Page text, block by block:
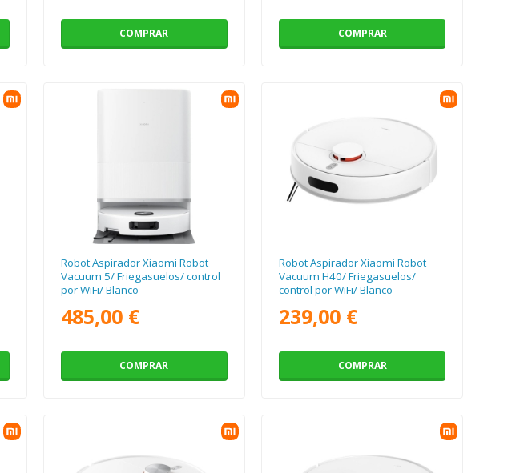
COMPRAR COMPRAR
Robot Aspirador Xiaomi Robot
Vacuum 5/ Friegasuelos/ control
por WiFi/ Blanco
485,00 €
COMPRAR
Robot Aspirador Xiaomi Robot
Vacuum H40/ Friegasuelos/
control por WiFi/ Blanco
239,00 €
COMPRAR